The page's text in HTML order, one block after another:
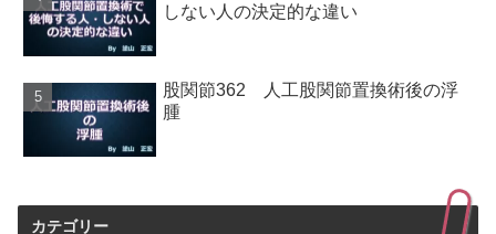
しない人の決定的な違い
股関節362 人工股関節置換術後の浮
腫
カテゴリー